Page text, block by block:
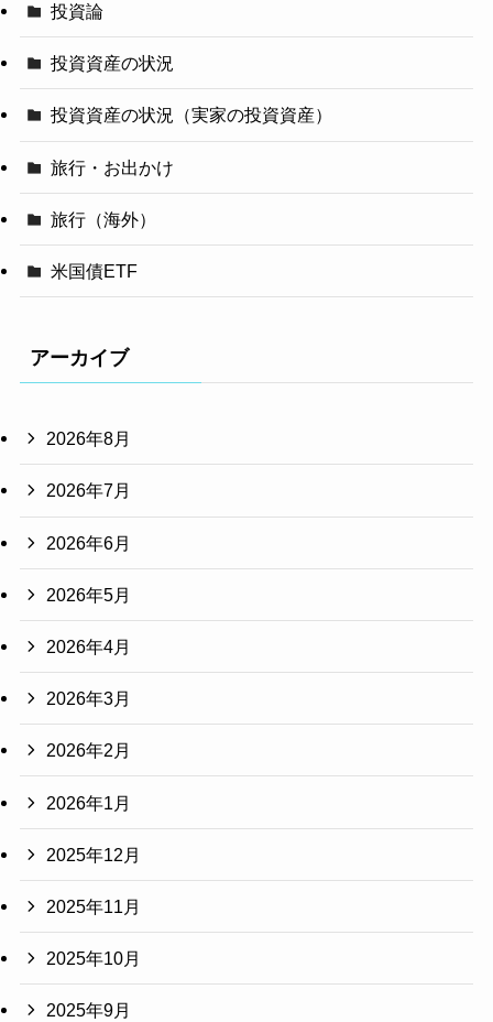
投資論
投資資産の状況
投資資産の状況（実家の投資資産）
旅行・お出かけ
旅行（海外）
米国債ETF
アーカイブ
2026年8月
2026年7月
2026年6月
2026年5月
2026年4月
2026年3月
2026年2月
2026年1月
2025年12月
2025年11月
2025年10月
2025年9月